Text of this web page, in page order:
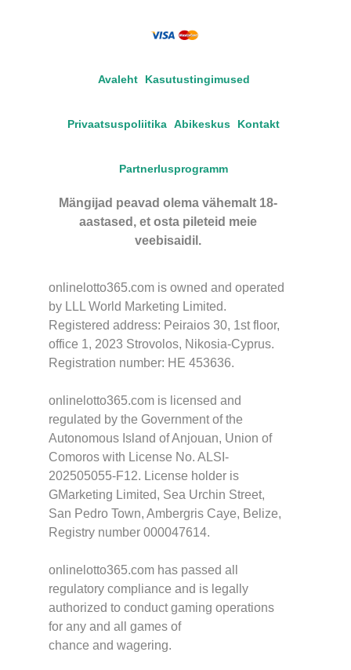
Avaleht Kasutustingimused
Privaatsuspoliitika Abikeskus Kontakt
Partnerlusprogramm
Mängijad peavad olema vähemalt 18-
aastased, et osta pileteid meie
veebisaidil.
onlinelotto365.com is owned and operated
by LLL World Marketing Limited.
Registered address: Peiraios 30, 1st floor,
office 1, 2023 Strovolos, Nikosia-Cyprus.
Registration number: HE 453636.
onlinelotto365.com is licensed and
regulated by the Government of the
Autonomous Island of Anjouan, Union of
Comoros with License No. ALSI-
202505055-F12. License holder is
GMarketing Limited, Sea Urchin Street,
San Pedro Town, Ambergris Caye, Belize,
Registry number 000047614.
onlinelotto365.com has passed all
regulatory compliance and is legally
authorized to conduct gaming operations
for any and all games of
chance and wagering.